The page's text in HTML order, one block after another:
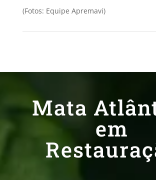
(Fotos: Equipe Apremavi)
Mata
em